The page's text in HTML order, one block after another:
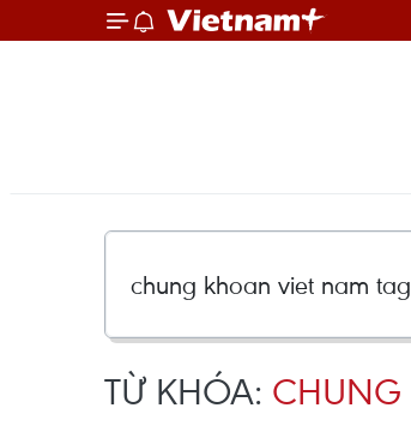
TỪ KHÓA: CHUNG